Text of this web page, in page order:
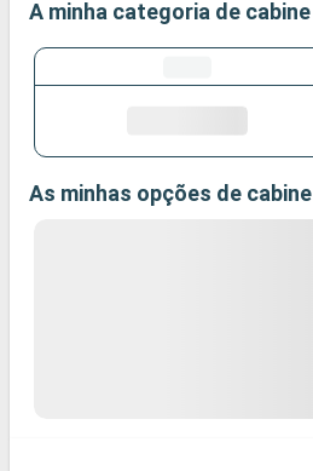
A minha categoria de cabine
As minhas opções de cabine